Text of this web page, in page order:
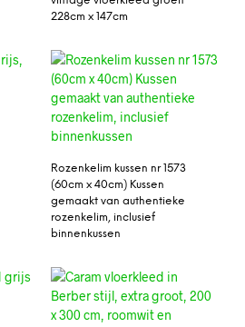
228cm x 147cm
Rozenkelim kussen nr 1573
(60cm x 40cm) Kussen
gemaakt van authentieke
rozenkelim, inclusief
binnenkussen